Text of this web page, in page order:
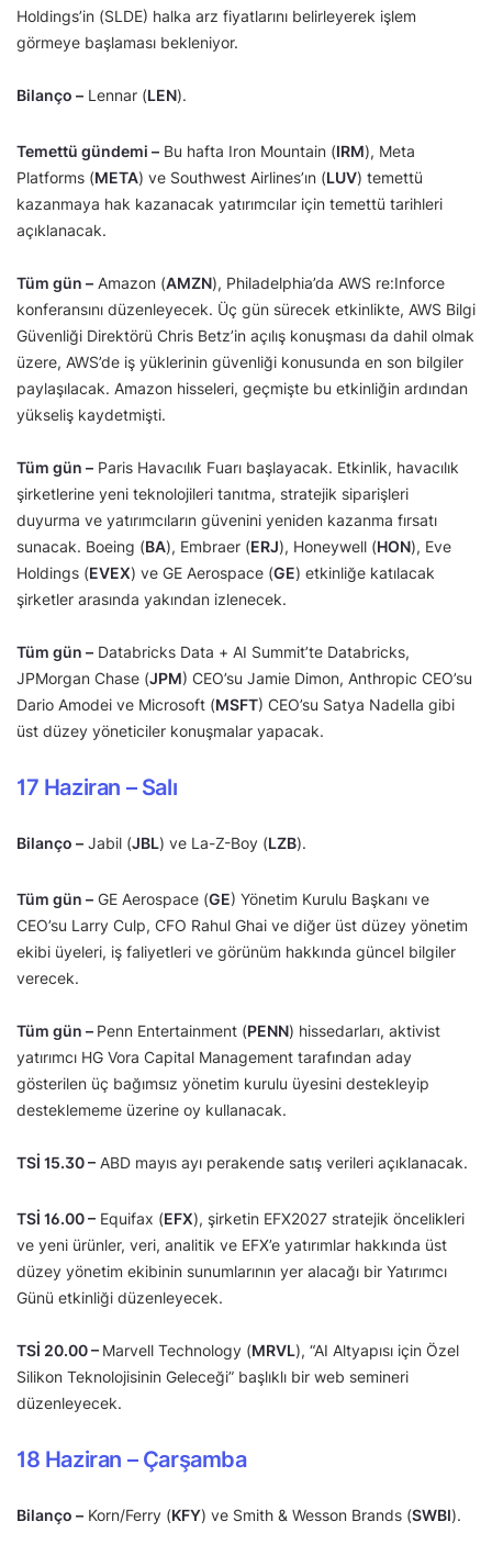
Holdings’in (SLDE) halka arz fiyatlarını belirleyerek işlem
görmeye başlaması bekleniyor.
Bilanço – Lennar (LEN).
Temettü gündemi – Bu hafta Iron Mountain (IRM), Meta
Platforms (META) ve Southwest Airlines’ın (LUV) temettü
kazanmaya hak kazanacak yatırımcılar için temettü tarihleri
açıklanacak.
Tüm gün – Amazon (AMZN), Philadelphia’da AWS re:Inforce
konferansını düzenleyecek. Üç gün sürecek etkinlikte, AWS Bilgi
Güvenliği Direktörü Chris Betz’in açılış konuşması da dahil olmak
üzere, AWS’de iş yüklerinin güvenliği konusunda en son bilgiler
paylaşılacak. Amazon hisseleri, geçmişte bu etkinliğin ardından
yükseliş kaydetmişti.
Tüm gün – Paris Havacılık Fuarı başlayacak. Etkinlik, havacılık
şirketlerine yeni teknolojileri tanıtma, stratejik siparişleri
duyurma ve yatırımcıların güvenini yeniden kazanma fırsatı
sunacak. Boeing (BA), Embraer (ERJ), Honeywell (HON), Eve
Holdings (EVEX) ve GE Aerospace (GE) etkinliğe katılacak
şirketler arasında yakından izlenecek.
Tüm gün – Databricks Data + AI Summit’te Databricks,
JPMorgan Chase (JPM) CEO’su Jamie Dimon, Anthropic CEO’su
Dario Amodei ve Microsoft (MSFT) CEO’su Satya Nadella gibi
üst düzey yöneticiler konuşmalar yapacak.
17 Haziran – Salı
Bilanço – Jabil (JBL) ve La-Z-Boy (LZB).
Tüm gün – GE Aerospace (GE) Yönetim Kurulu Başkanı ve
CEO’su Larry Culp, CFO Rahul Ghai ve diğer üst düzey yönetim
ekibi üyeleri, iş faliyetleri ve görünüm hakkında güncel bilgiler
verecek.
Tüm gün – Penn Entertainment (PENN) hissedarları, aktivist
yatırımcı HG Vora Capital Management tarafından aday
gösterilen üç bağımsız yönetim kurulu üyesini destekleyip
desteklememe üzerine oy kullanacak.
TSİ 15.30 – ABD mayıs ayı perakende satış verileri açıklanacak.
TSİ 16.00 – Equifax (EFX), şirketin EFX2027 stratejik öncelikleri
ve yeni ürünler, veri, analitik ve EFX’e yatırımlar hakkında üst
düzey yönetim ekibinin sunumlarının yer alacağı bir Yatırımcı
Günü etkinliği düzenleyecek.
TSİ 20.00 – Marvell Technology (MRVL), “AI Altyapısı için Özel
Silikon Teknolojisinin Geleceği” başlıklı bir web semineri
düzenleyecek.
18 Haziran – Çarşamba
Bilanço – Korn/Ferry (KFY) ve Smith & Wesson Brands (SWBI).